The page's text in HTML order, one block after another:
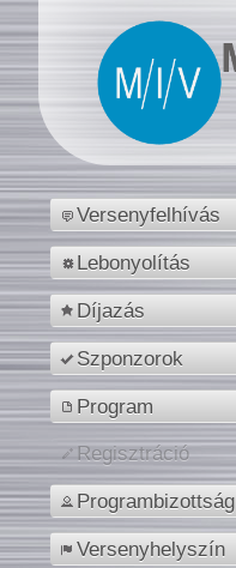
Versenyfelhívás
Lebonyolítás
Díjazás
Szponzorok
Program
Regisztráció
Programbizottság
Versenyhelyszín